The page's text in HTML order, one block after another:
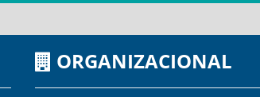
ORGANIZACIONAL